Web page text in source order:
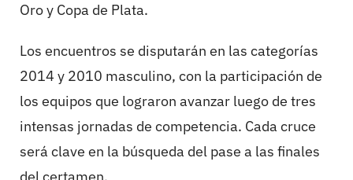
Oro y Copa de Plata.
Los encuentros se disputarán en las categorías
2014 y 2010 masculino, con la participación de
los equipos que lograron avanzar luego de tres
intensas jornadas de competencia. Cada cruce
será clave en la búsqueda del pase a las finales